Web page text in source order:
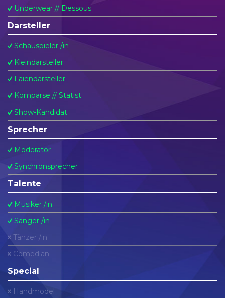
Underwear // Dessous
Darsteller
Schauspieler /in
Kleindarsteller
Laiendarsteller
Komparse // Statist
Show-Kandidat
Sprecher
Moderator
Synchronsprecher
Talente
Musiker /in
Sänger /in
Tänzer /in
Comedian
Special
Handmodel